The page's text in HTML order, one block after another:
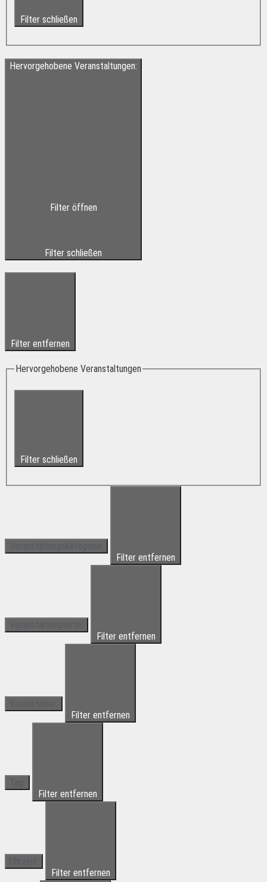
Filter schließen
Hervorgehobene Veranstaltungen:
Filter öffnen
Filter schließen
Filter entfernen
Hervorgehobene Veranstaltungen
Filter schließen
Filter entfernen
Filter entfernen
Filter entfernen
Filter entfernen
Filter entfernen